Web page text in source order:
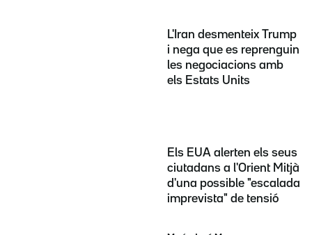
L'Iran desmenteix Trump
i nega que es reprenguin
les negociacions amb
els Estats Units
Els EUA alerten els seus
ciutadans a l'Orient Mitjà
d'una possible "escalada
imprevista" de tensió